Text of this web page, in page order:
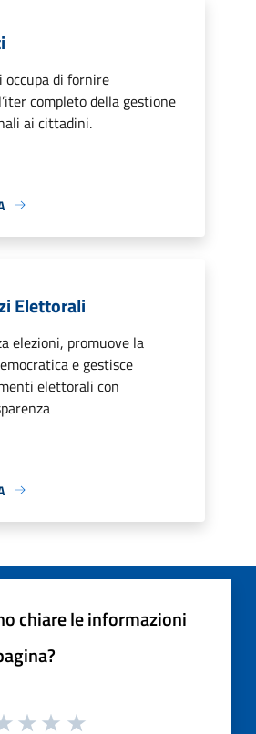
occupa di fornire
completo della gestione
ai cittadini.
Elettorali
elezioni, promuove la
e gestisce
elettorali con
chiare le informazioni